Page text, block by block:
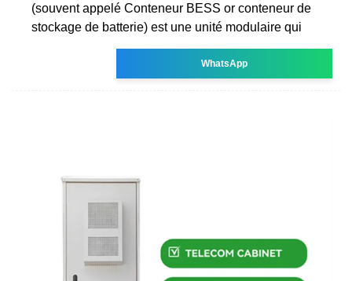
(souvent appelé Conteneur BESS or conteneur de
stockage de batterie) est une unité modulaire qui
WhatsApp